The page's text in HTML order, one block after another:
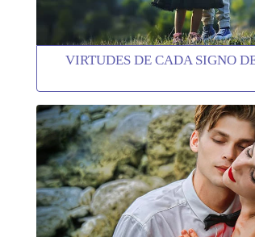
VIRTUDES DE CADA SIGNO